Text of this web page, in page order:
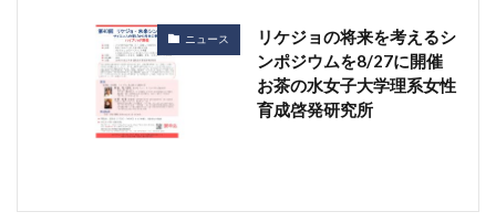
ニュース
リケジョの将来を考えるシ
ンポジウムを8/27に開催
お茶の水女子大学理系女性
育成啓発研究所